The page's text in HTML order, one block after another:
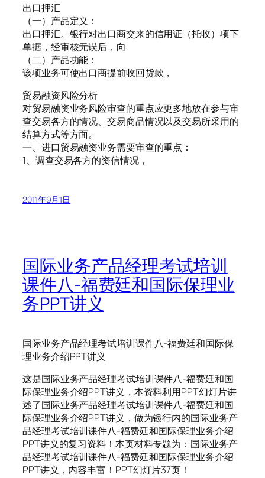
出口押汇
（一）产品定义：
出口押汇。银行对出口商交来的信用证（托收）项下
单据，经审核无误后，向
（二）产品功能：
该项业务可使出口商提前收回货款，
贸易融资风险分析
对贸易融资业务风险审查的重点应更多地放在参与审
查交易各方的情况、交易商品情况以及交易所采用的
结算方式等方面。
一、进口贸易融资业务需要审查的重点：
1、调查交易各方的资信情况，
2011年9月1日
国际业务产品经理考试培训
课件八-福费廷和国际保理业
务PPT讲义
国际业务产品经理考试培训课件八-福费廷和国际保
理业务介绍PPT讲义
这是国际业务产品经理考试培训课件八-福费廷和国
际保理业务介绍PPT讲义，本资料利用PPT幻灯片讲
述了国际业务产品经理考试培训课件八-福费廷和国
际保理业务介绍PPT讲义，做为银行内的国际业务产
品经理考试培训课件八-福费廷和国际保理业务介绍
PPT讲义的复习资料！本页材料专题为：国际业务产
品经理考试培训课件八-福费廷和国际保理业务介绍
PPT讲义，内容丰富！PPT幻灯片37页！